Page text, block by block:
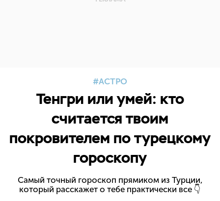
АСТРО
Тенгри или умей: кто
считается твоим
покровителем по турецкому
гороскопу
Самый точный гороскоп прямиком из Турции,
который расскажет о тебе практически все 👇